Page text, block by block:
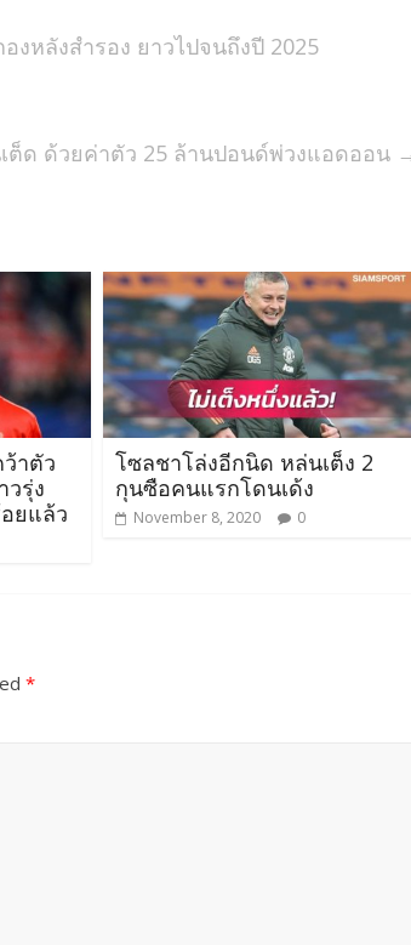
หลังสำรอง ยาวไปจนถึงปี 2025
ต็ด ด้วยค่าตัว 25 ล้านปอนด์พ่วงแอดออน
าตัว
วรุ่ง
ยแล้ว
โซลชาโล่งอีกนิด หล่นเต็ง 2
กุนซือคนแรกโดนเด้ง
November 8, 2020 0
*